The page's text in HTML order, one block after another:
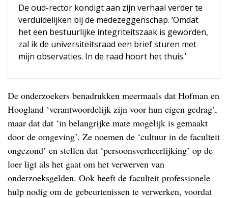
De oud-rector kondigt aan zijn verhaal verder te
verduidelijken bij de medezeggenschap. ‘Omdat
het een bestuurlijke integriteitszaak is geworden,
zal ik de universiteitsraad een brief sturen met
mijn observaties. In de raad hoort het thuis.’
De onderzoekers benadrukken meermaals dat Hofman en
Hoogland ‘verantwoordelijk zijn voor hun eigen gedrag’,
maar dat dat ‘in belangrijke mate mogelijk is gemaakt
door de omgeving’. Ze noemen de ‘cultuur in de faculteit
ongezond’ en stellen dat ‘persoonsverheerlijking’ op de
loer ligt als het gaat om het verwerven van
onderzoeksgelden. Ook heeft de faculteit professionele
hulp nodig om de gebeurtenissen te verwerken, voordat